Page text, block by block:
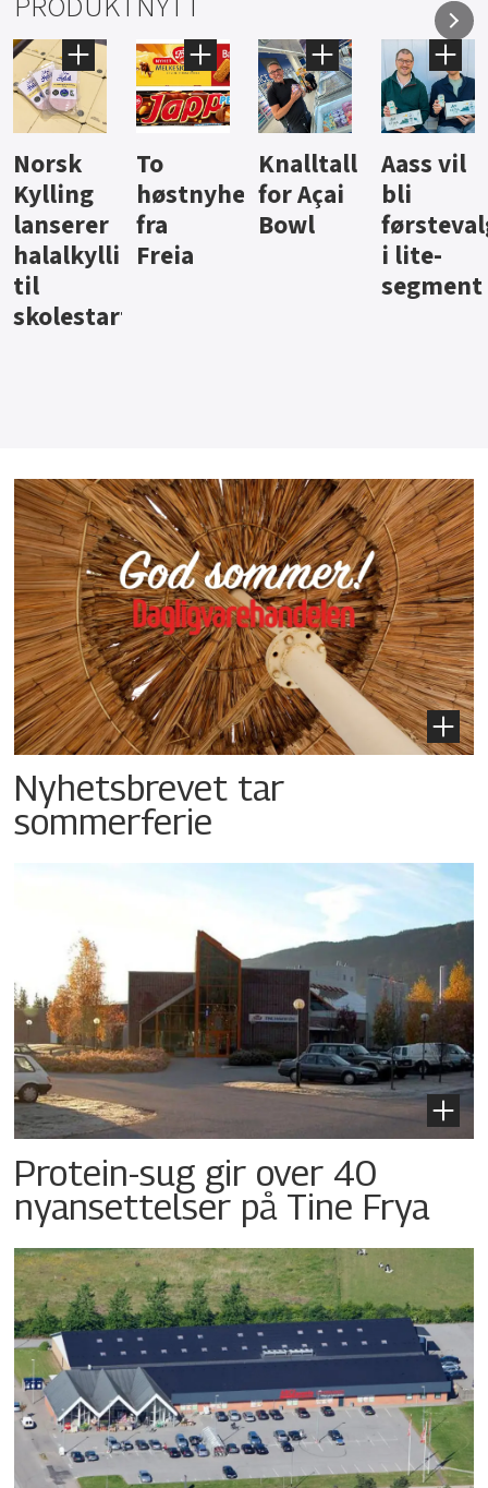
Knalltall
for Açai
Bowl
Aass vil
bli
førstevalg
i lite-
Brus og
jus fra
Berentsen
Hard
iste fra
Hansa
Nyhetsbrevet tar
sommerferie
Protein-sug gir over 40
nyansettelser på Tine Frya